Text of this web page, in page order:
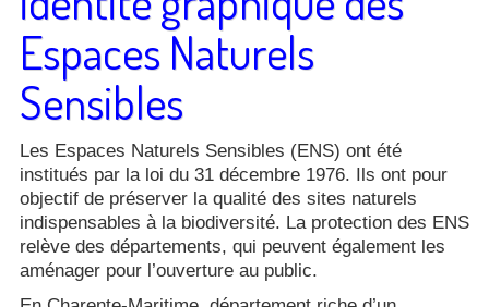
Espaces Naturels
Sensibles
Les Espaces Naturels Sensibles (ENS) ont été
institués par la loi du 31 décembre 1976. Ils ont pour
objectif de préserver la qualité des sites naturels
indispensables à la biodiversité. La protection des ENS
relève des départements, qui peuvent également les
aménager pour l’ouverture au public.